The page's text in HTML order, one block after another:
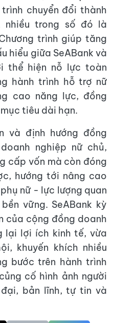
chuyển đổi thành
nhiều trong số đó là
trình giúp tăng
hiểu giữa SeABank và
thể hiện nỗ lực toàn
hành trình hỗ trợ nữ
cao năng lực, đồng
tiêu dài hạn.
và định hướng đồng
nghiệp nữ chủ,
cấp vốn mà còn đóng
hướng tới nâng cao
nữ - lực lượng quan
vững. SeABank kỳ
của cộng đồng doanh
lại lợi ích kinh tế, vừa
khuyến khích nhiều
bước trên hành trình
cố hình ảnh người
bản lĩnh, tự tin và